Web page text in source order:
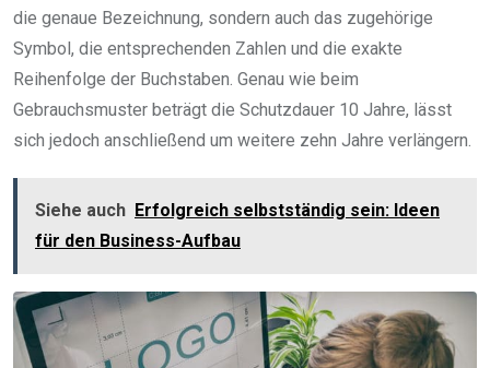
die genaue Bezeichnung, sondern auch das zugehörige
Symbol, die entsprechenden Zahlen und die exakte
Reihenfolge der Buchstaben. Genau wie beim
Gebrauchsmuster beträgt die Schutzdauer 10 Jahre, lässt
sich jedoch anschließend um weitere zehn Jahre verlängern.
Siehe auch Erfolgreich selbstständig sein: Ideen
für den Business-Aufbau